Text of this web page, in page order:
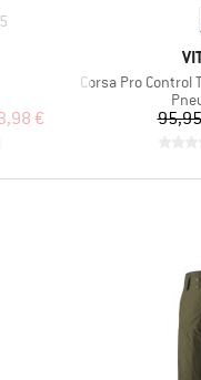
5
€
Article
Corsa Pro Control